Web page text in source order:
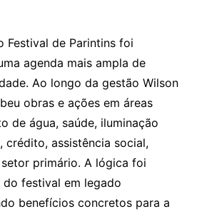
Festival de Parintins foi
agenda mais ampla de
Ao longo da gestão Wilson
obras e ações em áreas
de água, saúde, iluminação
crédito, assistência social,
primário. A lógica foi
festival em legado
benefícios concretos para a